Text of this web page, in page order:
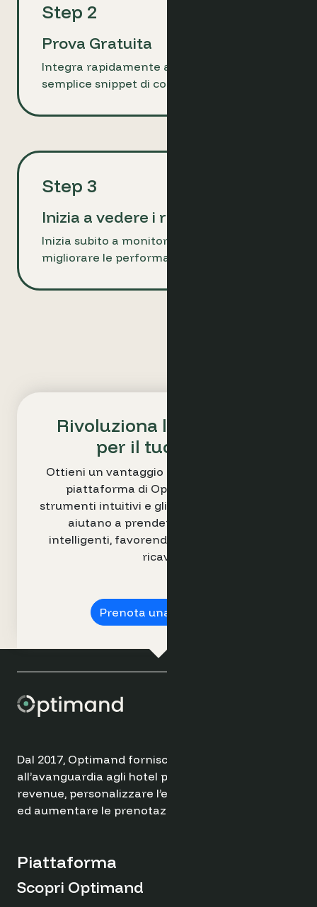
Step 2
Prova Gratuita
Integra rapidamente aggiungendo un
semplice snippet di codice al tuo sito.
Step 3
Inizia a vedere i risultati
Inizia subito a monitorare, ottimizzare e
migliorare le performance.
Rivoluziona la strategia
per il tuo hotel
Ottieni un vantaggio competitivo con la
piattaforma di Optimand. I nostri
strumenti intuitivi e gli insight azionabili, ti
aiutano a prendere decisioni più
intelligenti, favorendo l’incremento dei
ricavi.
Prenota una demo ➔
Dal 2017, Optimand fornisce soluzioni
all’avanguardia agli hotel per ottimizzare il
revenue, personalizzare l’esperienza degli ospiti
ed aumentare le prenotazioni dirette.
Piattaforma
Scopri Optimand